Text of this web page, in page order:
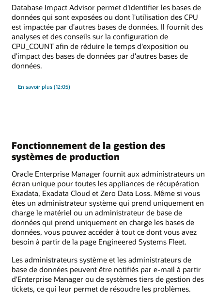
Database Impact Advisor permet d'identifier les bases de
données qui sont exposées ou dont l'utilisation des CPU
est impactée par d'autres bases de données. Il fournit des
analyses et des conseils sur la configuration de
CPU_COUNT afin de réduire le temps d'exposition ou
d'impact des bases de données par d'autres bases de
données.
En savoir plus
Database
(12:05)
Fonctionnement de la gestion des
systèmes de production
Oracle Enterprise Manager fournit aux administrateurs un
écran unique pour toutes les appliances de récupération
Exadata, Exadata Cloud et Zero Data Loss. Même si vous
êtes un administrateur système qui prend uniquement en
charge le matériel ou un administrateur de base de
données qui prend uniquement en charge les bases de
données, vous pouvez accéder à tout ce dont vous avez
besoin à partir de la page Engineered Systems Fleet.
Les administrateurs système et les administrateurs de
base de données peuvent être notifiés par e-mail à partir
d'Enterprise Manager ou de systèmes tiers de gestion des
tickets, ce qui leur permet de résoudre les problèmes.